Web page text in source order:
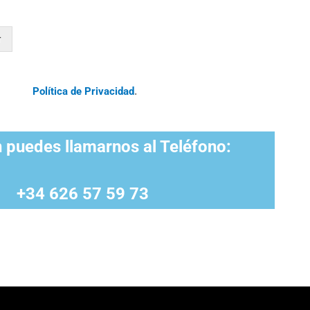
Política de Privacidad.
puedes llamarnos al Teléfono:
+34 626 57 59 73